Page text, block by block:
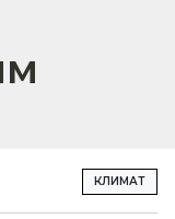
КЛИМАТ